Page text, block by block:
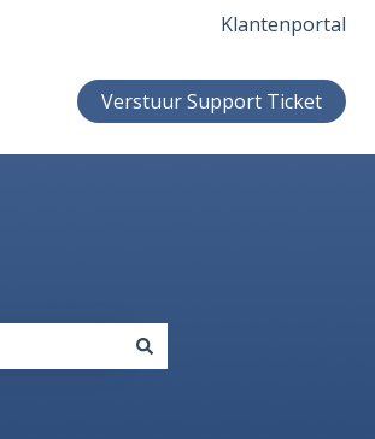
Klantenportal
Verstuur Support Ticket